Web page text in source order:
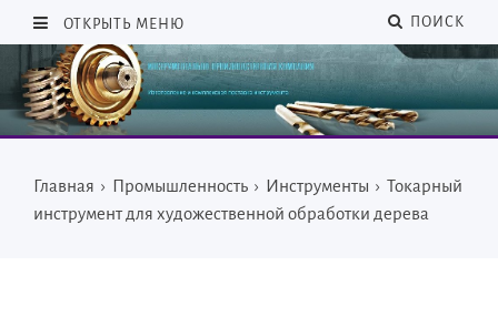
ОТКРЫТЬ МЕНЮ ПОИСК
Главная › Промышленность › Инструменты › Токарный
инструмент для художественной обработки дерева